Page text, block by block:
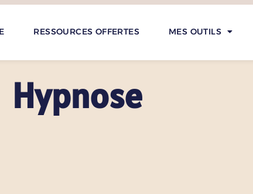
RESSOURCES OFFERTES MES OUTILS
Hypnose